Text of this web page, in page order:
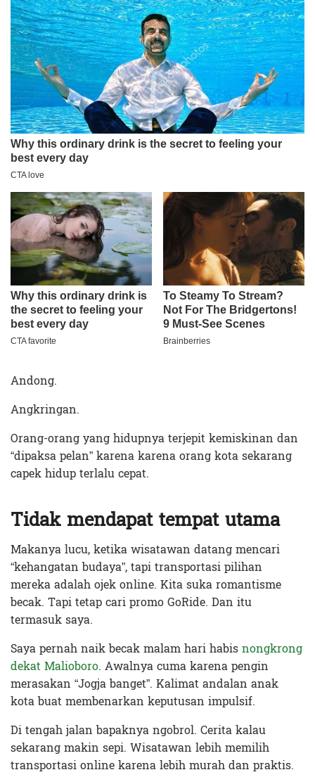
Andong.
Angkringan.
Orang-orang yang hidupnya terjepit kemiskinan dan
“dipaksa pelan” karena karena orang kota sekarang
capek hidup terlalu cepat.
Tidak mendapat tempat utama
Makanya lucu, ketika wisatawan datang mencari
“kehangatan budaya”, tapi transportasi pilihan
mereka adalah ojek online. Kita suka romantisme
becak. Tapi tetap cari promo GoRide. Dan itu
termasuk saya.
Saya pernah naik becak malam hari habisnongkrong
dekat Malioboro. Awalnya cuma karena pengin
merasakan “Jogja banget”. Kalimat andalan anak
kota buat membenarkan keputusan impulsif.
Di tengah jalan bapaknya ngobrol. Cerita kalau
sekarang makin sepi. Wisatawan lebih memilih
transportasi online karena lebih murah dan praktis.